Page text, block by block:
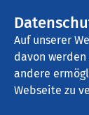
Auf unserer
davon
andere
Webseite zu
Klinik für